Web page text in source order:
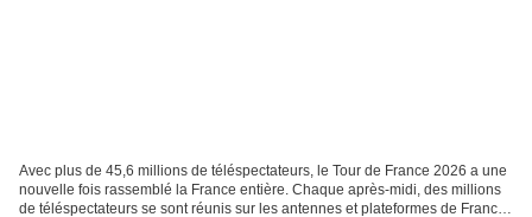
Avec plus de 45,6 millions de téléspectateurs, le Tour de France 2026 a une
nouvelle fois rassemblé la France entière. Chaque après-midi, des millions
de téléspectateurs se sont réunis sur les antennes et plateformes de France